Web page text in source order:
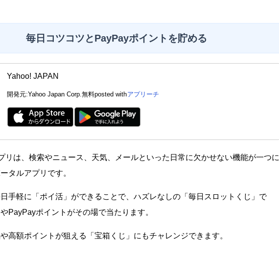
毎日コツコツとPayPayポイントを貯める
Yahoo! JAPAN
開発元:Yahoo Japan Corp. 無料posted withアプリーチ
リは、検索やニュース、天気、メールといった日常に欠かせない機能が一つに
タルアプリです。
手軽に「ポイ活」ができることで、ハズレなしの「毎日スロットくじ」で
PayPayポイントがその場で当たります。
高額ポイントが狙える「宝箱くじ」にもチャレンジできます。